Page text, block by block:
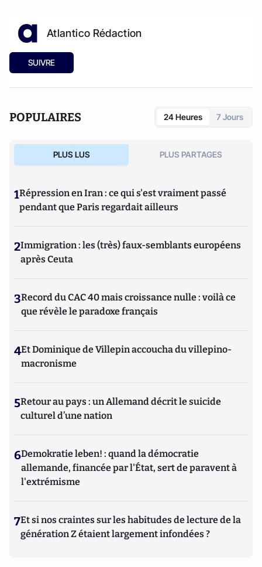
Atlantico Rédaction
SUIVRE
POPULAIRES 24 Heures 7 Jours
PLUS LUS PLUS PARTAGES
1Répression en Iran : ce qui s'est vraiment passé
pendant que Paris regardait ailleurs
2Immigration : les (très) faux-semblants européens
après Ceuta
3Record du CAC 40 mais croissance nulle : voilà ce
que révèle le paradoxe français
4Et Dominique de Villepin accoucha du villepino-
macronisme
5Retour au pays : un Allemand décrit le suicide
culturel d’une nation
6Demokratie leben! : quand la démocratie
allemande, financée par l'État, sert de paravent à
l'extrémisme
7Et si nos craintes sur les habitudes de lecture de la
génération Z étaient largement infondées ?